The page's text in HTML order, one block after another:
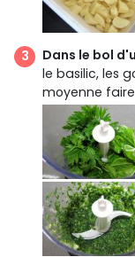
Dans le bol
le basilic, les
moyenne